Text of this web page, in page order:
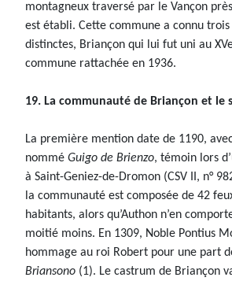
montagneux traversé par le Vançon
est établi. Cette commune a connu
distinctes, Briançon qui lui fut uni au
commune rattachée en 1936.
19. La communauté de Briançon et le
La première mention date de 1190,
nommé Guigo de Brienzo, témoin lors
à Saint-Geniez-de-Dromon (CSV II, n°
la communauté est composée de 42
habitants, alors qu’Authon n’en
moitié moins. En 1309, Noble Pontius
hommage au roi Robert pour une part
Briansono (1). Le castrum de Briançon